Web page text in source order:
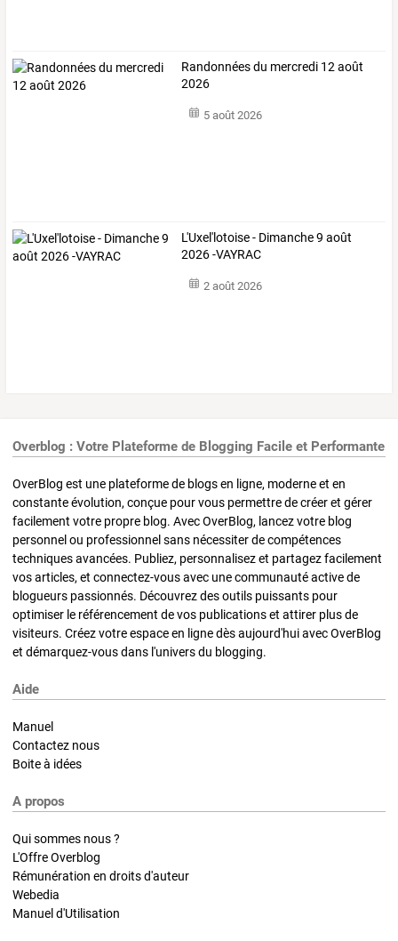
Randonnées du mercredi 12 août
2026
5 août 2026
L'Uxel'lotoise - Dimanche 9 août
2026 -VAYRAC
2 août 2026
Overblog : Votre Plateforme de Blogging Facile et Performante
OverBlog est une plateforme de blogs en ligne, moderne et en
constante évolution, conçue pour vous permettre de créer et gérer
facilement votre propre blog. Avec OverBlog, lancez votre blog
personnel ou professionnel sans nécessiter de compétences
techniques avancées. Publiez, personnalisez et partagez facilement
vos articles, et connectez-vous avec une communauté active de
blogueurs passionnés. Découvrez des outils puissants pour
optimiser le référencement de vos publications et attirer plus de
visiteurs. Créez votre espace en ligne dès aujourd'hui avec OverBlog
et démarquez-vous dans l'univers du blogging.
Aide
Manuel
Contactez nous
Boite à idées
A propos
Qui sommes nous ?
L'Offre Overblog
Rémunération en droits d'auteur
Webedia
Manuel d'Utilisation